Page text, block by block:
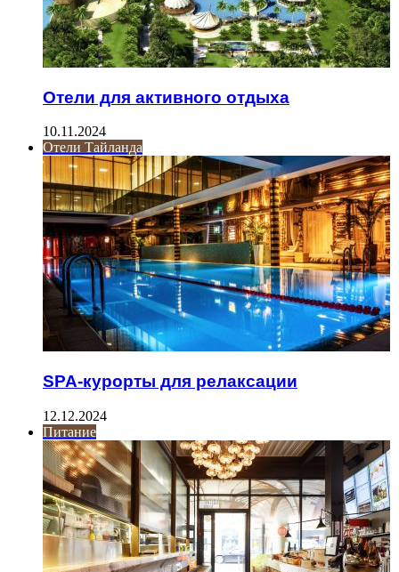
Отели для активного отдыха
10.11.2024
Отели Тайланда
SPA-курорты для релаксации
12.12.2024
Питание